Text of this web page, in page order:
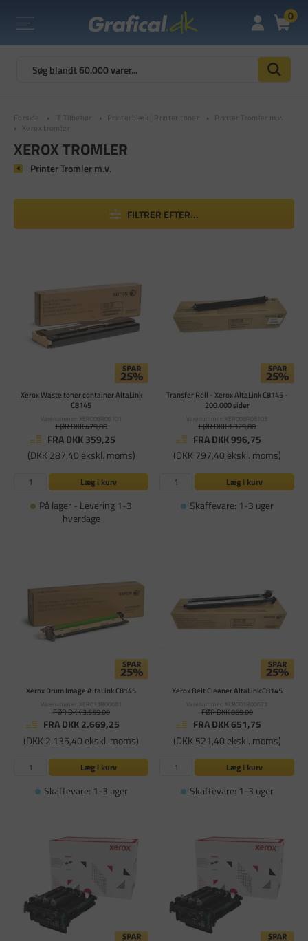
0
Forside IT Tilbehør Printerblæk | Printer toner
Printer Tromler m.v.
Xerox tromler
XEROX TROMLER
Printer Tromler m.v.
FILTRER EFTER...
Xerox Waste toner container AltaLink
C8145
Varenummer: XER008R08101
FØR DKK 479,00
FRA DKK 359,25
(DKK 287,40 ekskl. moms)
Læg i kurv
På lager - Levering 1-3
hverdage
Transfer Roll - Xerox AltaLink C8145 -
200.000 sider
Varenummer: XER008R08103
FØR DKK 1.329,00
FRA DKK 996,75
(DKK 797,40 ekskl. moms)
Læg i kurv
Skaffevare: 1-3 uger
Xerox Drum Image AltaLink C8145
Varenummer: XER013R00681
FØR DKK 3.559,00
FRA DKK 2.669,25
(DKK 2.135,40 ekskl. moms)
Læg i kurv
Skaffevare: 1-3 uger
Xerox Belt Cleaner AltaLink C8145
Varenummer: XER001R00623
FØR DKK 869,00
FRA DKK 651,75
(DKK 521,40 ekskl. moms)
Læg i kurv
Skaffevare: 1-3 uger